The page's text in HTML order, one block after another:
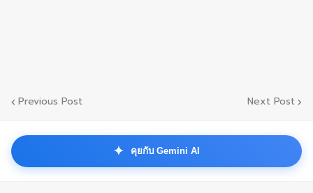
Previous Post Next Post
✦ คุยกับ Gemini AI